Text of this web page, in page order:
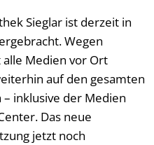
Sieglar ist derzeit in
Wegen
Medien vor Ort
auf den gesamten
inklusive der Medien
Das neue
jetzt noch